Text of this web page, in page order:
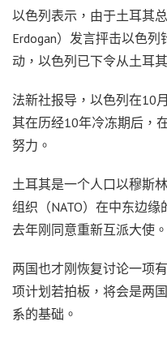
以色列表示，由于土耳其
Erdogan）发言抨击以色
动，以色列已下令从土耳
法新社报导，以色列在10
其在历经10年冷冻期后，
努力。
土耳其是一个人口以穆斯
组织（NATO）在中东边
去年刚同意重新互派大使。
两国也才刚恢复讨论一项
项计划若拍板，将会是两
系的基础。